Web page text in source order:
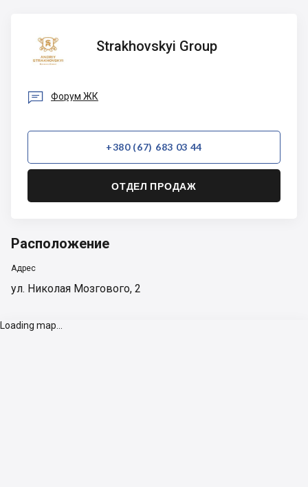
Strakhovskyi
Group
Strakhovskyi Group
 Форум ЖК
+380 (67) 683 03 44
ОТДЕЛ ПРОДАЖ
Расположение
Адрес
ул. Николая Мозгового, 2
Loading map...